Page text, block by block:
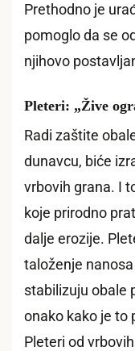
Prethodno je
pomoglo da se
njihovo
Pleteri: „Žive
Radi zaštite
dunavcu, biće
vrbovih grana. I
koje prirodno
dalje erozije.
taloženje
stabilizuju obale
onako kako je to
Pleteri od